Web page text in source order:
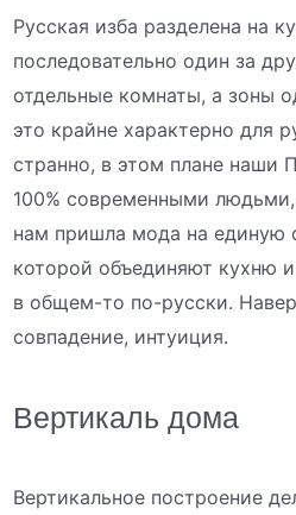
Русская изба разделена на
последовательно один за
отдельные комнаты, а зоны
это крайне характерно для
странно, в этом плане наши
100% современными
нам пришла мода на единую
которой объединяют кухню
в общем-то по-русски.
совпадение, интуиция.
Вертикаль дома
Вертикальное построение